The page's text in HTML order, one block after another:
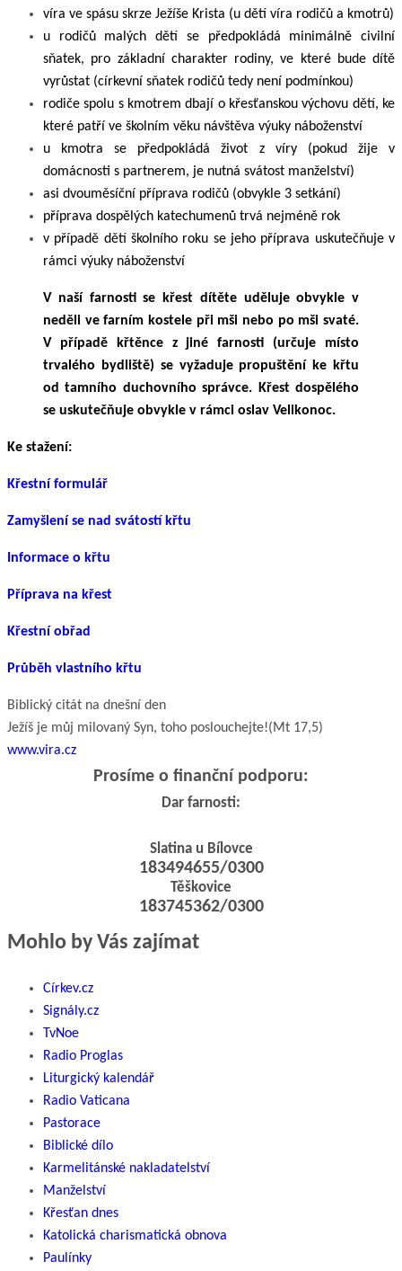
víra ve spásu skrze Ježíše Krista (u dětí víra rodičů a kmotrů)
u rodičů malých dětí se předpokládá minimálně civilní
sňatek, pro základní charakter rodiny, ve které bude dítě
vyrůstat (církevní sňatek rodičů tedy není podmínkou)
rodiče spolu s kmotrem dbají o křesťanskou výchovu dětí, ke
které patří ve školním věku návštěva výuky náboženství
u kmotra se předpokládá život z víry (pokud žije v
domácnosti s partnerem, je nutná svátost manželství)
asi dvouměsíční příprava rodičů (obvykle 3 setkání)
příprava dospělých katechumenů trvá nejméně rok
v případě dětí školního roku se jeho příprava uskutečňuje v
rámci výuky náboženství
V naší farnosti se křest dítěte uděluje obvykle v
neděli ve farním kostele při mši nebo po mši svaté.
V případě křtěnce z jiné farnosti (určuje místo
trvalého bydliště) se vyžaduje propuštění ke křtu
od tamního duchovního správce. Křest dospělého
se uskutečňuje obvykle v rámci oslav Velikonoc.
Ke stažení:
Křestní formulář
Zamyšlení se nad svátostí křtu
Informace o křtu
Příprava na křest
Křestní obřad
Průběh vlastního křtu
Biblický citát na dnešní den
Ježíš je můj milovaný Syn, toho poslouchejte!(Mt 17,5)
www.vira.cz
Prosíme o finanční podporu:
Dar farnosti:
Slatina u Bílovce
183494655/0300
Těškovice
183745362/0300
Mohlo by Vás zajímat
Církev.cz
Signály.cz
TvNoe
Radio Proglas
Liturgický kalendář
Radio Vaticana
Pastorace
Biblické dílo
Karmelitánské nakladatelství
Manželství
Křesťan dnes
Katolická charismatická obnova
Paulínky